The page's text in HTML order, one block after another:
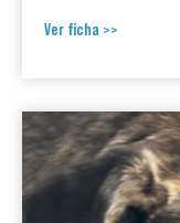
Ver ficha >>